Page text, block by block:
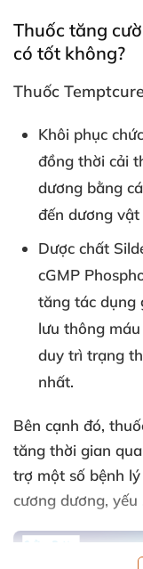
Thuốc tăng
có tốt không?
Thuốc
Khôi phục
đồng thời cải
dương bằng
đến dương vật
Dược chất
cGMP
tăng tác dụng
lưu thông
duy trì trạng
nhất.
Bên cạnh đó,
tăng thời gian
trợ một số bệnh
cương dương, yếu